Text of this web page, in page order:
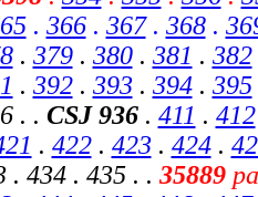
. 366. 367. 368.
. 379. 380. 381 . 382
. 392. 393. 394. 395
. . CSJ936 . 411 . 412
. 422. 423. 424.
. 434 . 435 . . 35889